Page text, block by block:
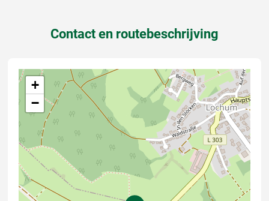
Contact en routebeschrijving
+
−